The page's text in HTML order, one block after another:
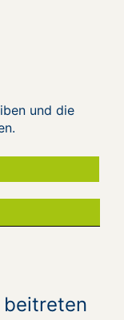
und die
beitreten